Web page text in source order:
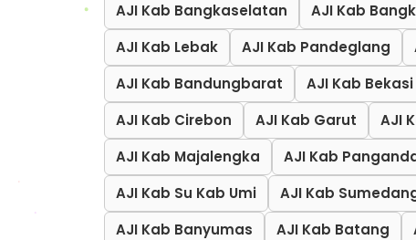
AJI Kab Bangkaselatan
AJI Kab
AJI Kab Lebak
AJI Kab Pandeglang
AJI Kab Bandungbarat
AJI Kab Bekasi
AJI Kab Cirebon
AJI Kab Garut AJI
AJI Kab Majalengka
AJI Kab
AJI Kab Su Kab Umi
AJI Kab
AJI Kab Banyumas
AJI Kab Batang